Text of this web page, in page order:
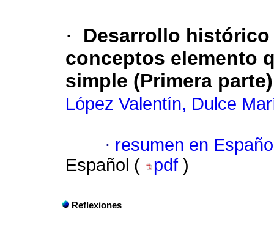
·
Desarrollo
conceptos elemento
simple (Primera parte)
López Valentín, Dulce
· resumen en
Español (
pdf )
Reflexiones